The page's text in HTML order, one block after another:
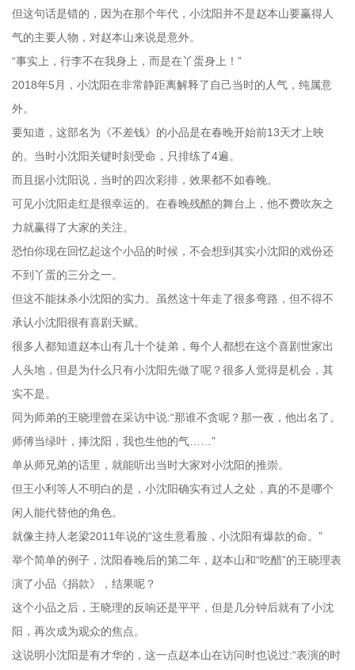
但这句话是错的，因为在那个年代，小沈阳并不是赵本山要赢得人
气的主要人物，对赵本山来说是意外。
“事实上，行李不在我身上，而是在丫蛋身上！”
2018年5月，小沈阳在非常静距离解释了自己当时的人气，纯属意
外。
要知道，这部名为《不差钱》的小品是在春晚开始前13天才上映
的。当时小沈阳关键时刻受命，只排练了4遍。
而且据小沈阳说，当时的四次彩排，效果都不如春晚。
可见小沈阳走红是很幸运的。在春晚残酷的舞台上，他不费吹灰之
力就赢得了大家的关注。
恐怕你现在回忆起这个小品的时候，不会想到其实小沈阳的戏份还
不到丫蛋的三分之一。
但这不能抹杀小沈阳的实力。虽然这十年走了很多弯路，但不得不
承认小沈阳很有喜剧天赋。
很多人都知道赵本山有几十个徒弟，每个人都想在这个喜剧世家出
人头地，但是为什么只有小沈阳先做了呢？很多人觉得是机会，其
实不是。
同为师弟的王晓理曾在采访中说:“那谁不贪呢？那一夜，他出名了。
师傅当绿叶，捧沈阳，我也生他的气……”
单从师兄弟的话里，就能听出当时大家对小沈阳的推崇。
但王小利等人不明白的是，小沈阳确实有过人之处，真的不是哪个
闲人能代替他的角色。
就像主持人老梁2011年说的“这生意看脸，小沈阳有爆款的命。”
举个简单的例子，沈阳春晚后的第二年，赵本山和“吃醋”的王晓理表
演了小品《捐款》，结果呢？
这个小品之后，王晓理的反响还是平平，但是几分钟后就有了小沈
阳，再次成为观众的焦点。
这说明小沈阳是有才华的，这一点赵本山在访问时也说过:“表演的时